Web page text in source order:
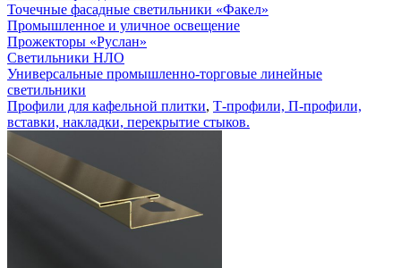
Точечные фасадные светильники «Факел»
Промышленное и уличное освещение
Прожекторы «Руслан»
Светильники НЛО
Универсальные промышленно-торговые линейные
светильники
Профили для кафельной плитки, Т-профили, П-профили,
вставки, накладки, перекрытие стыков.